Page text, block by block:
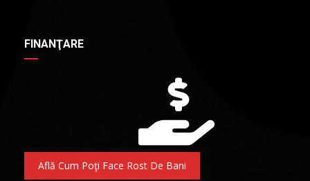
FINANŢARE
Află Cum Poţi Face Rost De Bani